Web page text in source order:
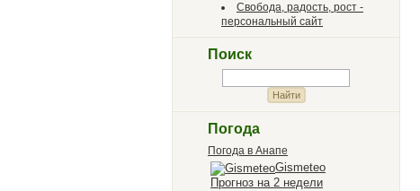
Свобода, радость, рост -
персональный сайт
Поиск
Погода
Погода в Анапе
Gismeteo
Прогноз на 2 недели